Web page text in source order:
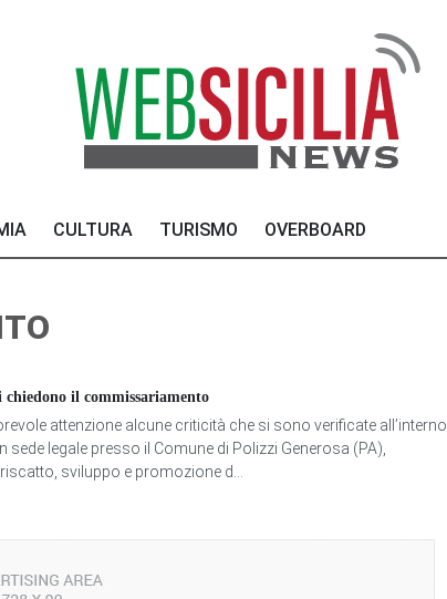
CULTURA TURISMO OVERBOARD
il commissariamento
attenzione alcune criticità che si sono verificate all’interno
legale presso il Comune di Polizzi Generosa (PA),
sviluppo e promozione d...